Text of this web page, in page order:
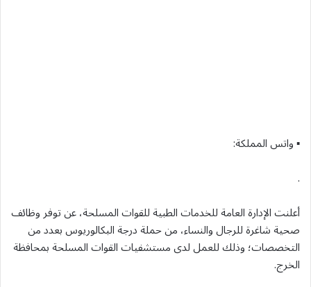
▪︎ واتس المملكة:
.
أعلنت الإدارة العامة للخدمات الطبية للقوات المسلحة، عن توفر وظائف
صحية شاغرة للرجال والنساء، من حملة درجة البكالوريوس بعدد من
التخصصات؛ وذلك للعمل لدى مستشفيات القوات المسلحة بمحافظة
الخرج.